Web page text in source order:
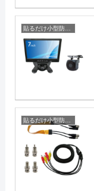
貼るだけ小型防犯カメラセット
貼るだけ小型防犯カメラセット